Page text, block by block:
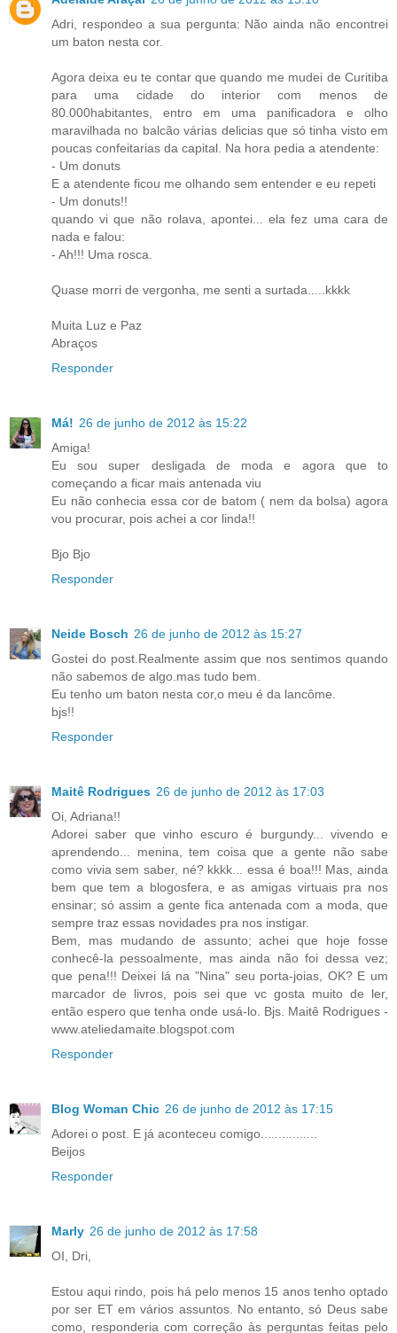
Adri, respondeo a sua pergunta: Não ainda não encontrei
um baton nesta cor.
Agora deixa eu te contar que quando me mudei de Curitiba
para uma cidade do interior com menos de
80.000habitantes, entro em uma panificadora e olho
maravilhada no balcão várias delicias que só tinha visto em
poucas confeitarias da capital. Na hora pedia a atendente:
- Um donuts
E a atendente ficou me olhando sem entender e eu repeti
- Um donuts!!
quando vi que não rolava, apontei... ela fez uma cara de
nada e falou:
- Ah!!! Uma rosca.
Quase morri de vergonha, me senti a surtada.....kkkk
Muita Luz e Paz
Abraços
Responder
Má! 26 de junho de 2012 às 15:22
Amiga!
Eu sou super desligada de moda e agora que to
começando a ficar mais antenada viu
Eu não conhecia essa cor de batom ( nem da bolsa) agora
vou procurar, pois achei a cor linda!!
Bjo Bjo
Responder
Neide Bosch 26 de junho de 2012 às 15:27
Gostei do post.Realmente assim que nos sentimos quando
não sabemos de algo.mas tudo bem.
Eu tenho um baton nesta cor,o meu é da lancôme.
bjs!!
Responder
Maitê Rodrigues 26 de junho de 2012 às 17:03
Oi, Adriana!!
Adorei saber que vinho escuro é burgundy... vivendo e
aprendendo... menina, tem coisa que a gente não sabe
como vivia sem saber, né? kkkk... essa é boa!!! Mas, ainda
bem que tem a blogosfera, e as amigas virtuais pra nos
ensinar; só assim a gente fica antenada com a moda, que
sempre traz essas novidades pra nos instigar.
Bem, mas mudando de assunto; achei que hoje fosse
conhecê-la pessoalmente, mas ainda não foi dessa vez;
que pena!!! Deixei lá na "Nina" seu porta-joias, OK? E um
marcador de livros, pois sei que vc gosta muito de ler,
então espero que tenha onde usá-lo. Bjs. Maitê Rodrigues -
www.ateliedamaite.blogspot.com
Responder
Blog Woman Chic 26 de junho de 2012 às 17:15
Adorei o post. E já aconteceu comigo................
Beijos
Responder
Marly 26 de junho de 2012 às 17:58
OI, Dri,
Estou aqui rindo, pois há pelo menos 15 anos tenho optado
por ser ET em vários assuntos. No entanto, só Deus sabe
como, responderia com correção às perguntas feitas pelo